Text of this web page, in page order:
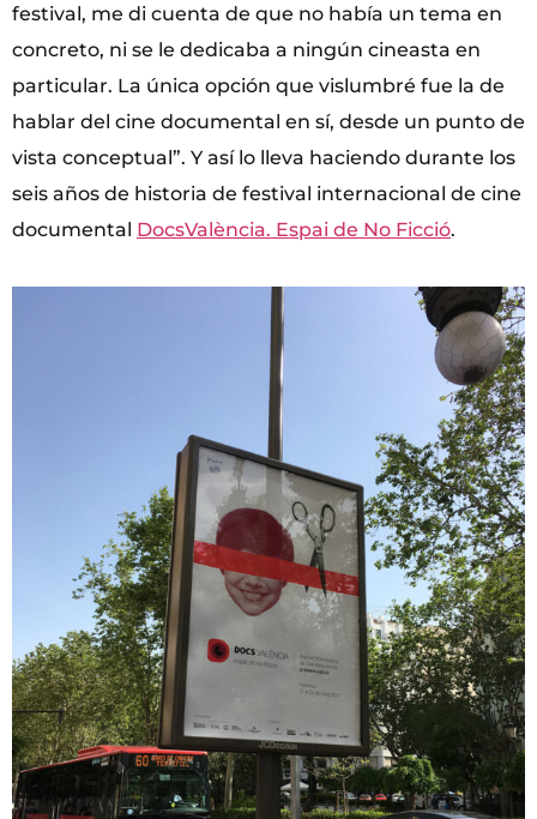
festival, me di cuenta de que no había un tema en
concreto, ni se le dedicaba a ningún cineasta en
particular. La única opción que vislumbré fue la de
hablar del cine documental en sí, desde un punto de
vista conceptual”. Y así lo lleva haciendo durante los
seis años de historia de festival internacional de cine
documental DocsValència. Espai de No Ficció.